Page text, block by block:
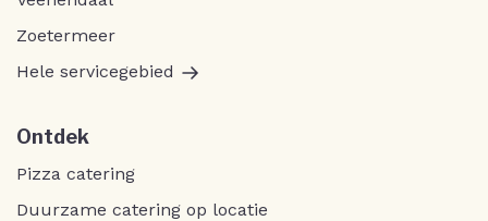
Zoetermeer
Hele servicegebied
Ontdek
Pizza catering
Duurzame catering op locatie